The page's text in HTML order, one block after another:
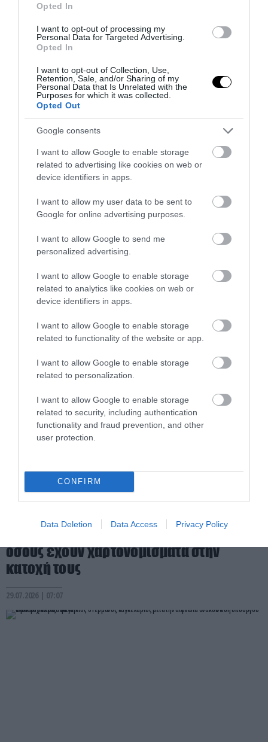
Opted In
I want to opt-out of processing my
Personal Data for Targeted Advertising.
Opted In
I want to opt-out of Collection, Use,
Retention, Sale, and/or Sharing of my
Personal Data that Is Unrelated with the
Purposes for which it was collected.
Opted Out
Google consents
I want to allow Google to enable storage
related to advertising like cookies on web or
device identifiers in apps.
I want to allow my user data to be sent to
Google for online advertising purposes.
I want to allow Google to send me
personalized advertising.
I want to allow Google to enable storage
related to analytics like cookies on web or
device identifiers in apps.
I want to allow Google to enable storage
related to functionality of the website or app.
I want to allow Google to enable storage
related to personalization.
I want to allow Google to enable storage
related to security, including authentication
functionality and fraud prevention, and other
user protection.
CONFIRM
Data Deletion Data Access Privacy Policy
PRONEWS.GR /ΕΥΡΩΠΑΪΚΗ ΕΝΩΣΗ
ΕΕ: Φοβούνται τώρα επέλαση
βορειοαφρικανών από την Ισπανία στην
κεντρική Ευρώπη
31.07.2026 | 16:31
Εσθονία: Το ψηφιακό θαύμα της
Ευρώπης που ψηφίζει από τον καναπέ
29.07.2026 | 13:31
«Παρελθόν» το 500ευρο: Τι ισχύει για
όσους έχουν χαρτονομίσματα στην
κατοχή τους
29.07.2026 | 07:07